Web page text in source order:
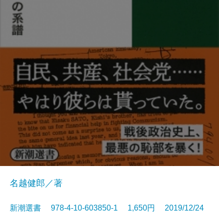
名越健郎／著
新潮選書 978-4-10-603850-1 1,650円 2019/12/24